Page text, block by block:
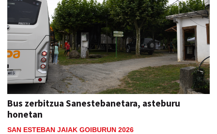
Bus zerbitzua Sanestebanetara, asteburu
honetan
SAN ESTEBAN JAIAK GOIBURUN 2026